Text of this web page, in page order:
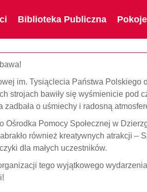
Biblioteka Publiczna Pokoje
im. Tysiąclecia Państwa Polskiego
strojach bawiły się wyśmienicie pod
zadbała o uśmiechy i radosną
Pomocy Społecznej w
również kreatywnych atrakcji –
dla małych uczestników.
tego wyjątkowego